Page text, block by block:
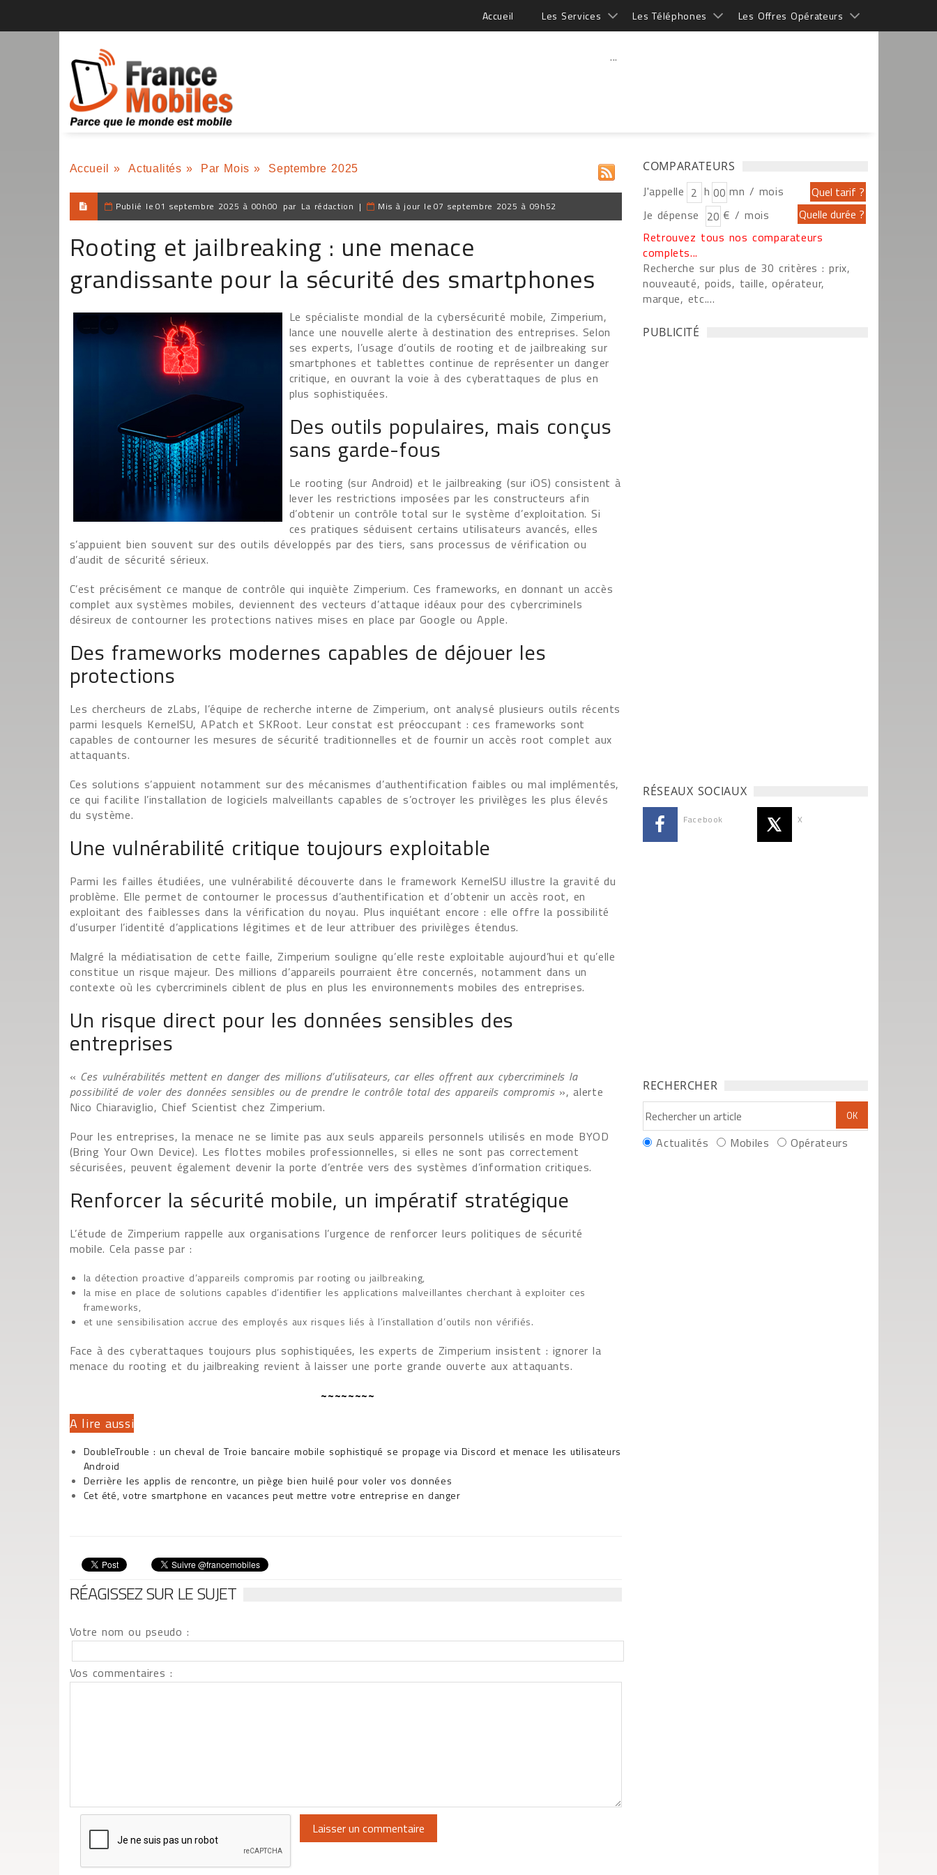
Accueil Les Services Les Téléphones Les Offres Opérateurs
...
Accueil » Actualités » Par Mois » Septembre 2025
Publié le 01 septembre 2025 à 00h00 par La rédaction | Mis à jour le 07 septembre 2025 à 09h52
Rooting et jailbreaking : une menace
grandissante pour la sécurité des smartphones
Le spécialiste mondial de la cybersécurité mobile, Zimperium,
lance une nouvelle alerte à destination des entreprises. Selon
ses experts, l’usage d’outils de rooting et de jailbreaking sur
smartphones et tablettes continue de représenter un danger
critique, en ouvrant la voie à des cyberattaques de plus en
plus sophistiquées.
Des outils populaires, mais conçus
sans garde-fous
Le rooting (sur Android) et le jailbreaking (sur iOS) consistent à
lever les restrictions imposées par les constructeurs afin
d’obtenir un contrôle total sur le système d’exploitation. Si
ces pratiques séduisent certains utilisateurs avancés, elles
s’appuient bien souvent sur des outils développés par des tiers, sans processus de vérification ou
d’audit de sécurité sérieux.
C’est précisément ce manque de contrôle qui inquiète Zimperium. Ces frameworks, en donnant un accès
complet aux systèmes mobiles, deviennent des vecteurs d’attaque idéaux pour des cybercriminels
désireux de contourner les protections natives mises en place par Google ou Apple.
Des frameworks modernes capables de déjouer les
protections
Les chercheurs de zLabs, l’équipe de recherche interne de Zimperium, ont analysé plusieurs outils récents
parmi lesquels KernelSU, APatch et SKRoot. Leur constat est préoccupant : ces frameworks sont
capables de contourner les mesures de sécurité traditionnelles et de fournir un accès root complet aux
attaquants.
Ces solutions s’appuient notamment sur des mécanismes d’authentification faibles ou mal implémentés,
ce qui facilite l’installation de logiciels malveillants capables de s’octroyer les privilèges les plus élevés
du système.
Une vulnérabilité critique toujours exploitable
Parmi les failles étudiées, une vulnérabilité découverte dans le framework KernelSU illustre la gravité du
problème. Elle permet de contourner le processus d’authentification et d’obtenir un accès root, en
exploitant des faiblesses dans la vérification du noyau. Plus inquiétant encore : elle offre la possibilité
d’usurper l’identité d’applications légitimes et de leur attribuer des privilèges étendus.
Malgré la médiatisation de cette faille, Zimperium souligne qu’elle reste exploitable aujourd’hui et qu’elle
constitue un risque majeur. Des millions d’appareils pourraient être concernés, notamment dans un
contexte où les cybercriminels ciblent de plus en plus les environnements mobiles des entreprises.
Un risque direct pour les données sensibles des
entreprises
« Ces vulnérabilités mettent en danger des millions d’utilisateurs, car elles offrent aux cybercriminels la
possibilité de voler des données sensibles ou de prendre le contrôle total des appareils compromis», alerte
Nico Chiaraviglio, Chief Scientist chez Zimperium.
Pour les entreprises, la menace ne se limite pas aux seuls appareils personnels utilisés en mode BYOD
(Bring Your Own Device). Les flottes mobiles professionnelles, si elles ne sont pas correctement
sécurisées, peuvent également devenir la porte d’entrée vers des systèmes d’information critiques.
Renforcer la sécurité mobile, un impératif stratégique
L’étude de Zimperium rappelle aux organisations l’urgence de renforcer leurs politiques de sécurité
mobile. Cela passe par :
la détection proactive d’appareils compromis par rooting ou jailbreaking,
la mise en place de solutions capables d’identifier les applications malveillantes cherchant à exploiter ces
frameworks,
et une sensibilisation accrue des employés aux risques liés à l’installation d’outils non vérifiés.
Face à des cyberattaques toujours plus sophistiquées, les experts de Zimperium insistent : ignorer la
menace du rooting et du jailbreaking revient à laisser une porte grande ouverte aux attaquants.
~~~~~~~~
A lire aussi
DoubleTrouble : un cheval de Troie bancaire mobile sophistiqué se propage via Discord et menace les utilisateurs
Android
Derrière les applis de rencontre, un piège bien huilé pour voler vos données
Cet été, votre smartphone en vacances peut mettre votre entreprise en danger
RÉAGISSEZ SUR LE SUJET
Votre nom ou pseudo :
Vos commentaires :
COMPARATEURS
J'appelle h
mn / mois
Je dépense
€ / mois
Retrouvez tous nos comparateurs
complets...
Recherche sur plus de 30 critères : prix,
nouveauté, poids, taille, opérateur,
marque, etc....
PUBLICITÉ
RÉSEAUX SOCIAUX
Facebook X
RECHERCHER
Actualités Mobiles Opérateurs